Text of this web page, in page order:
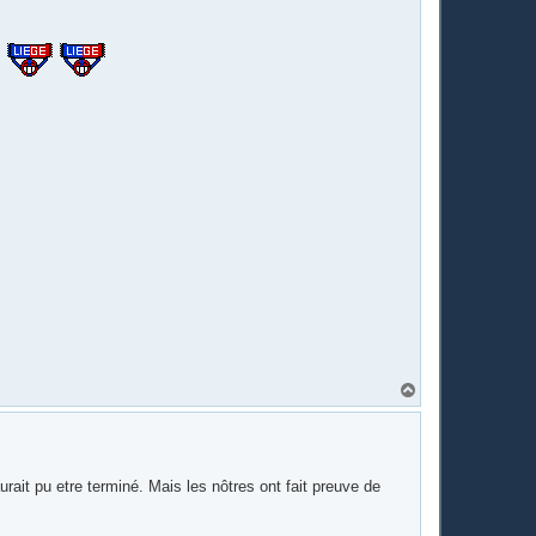
a
pu etre terminé. Mais les nôtres ont fait preuve de